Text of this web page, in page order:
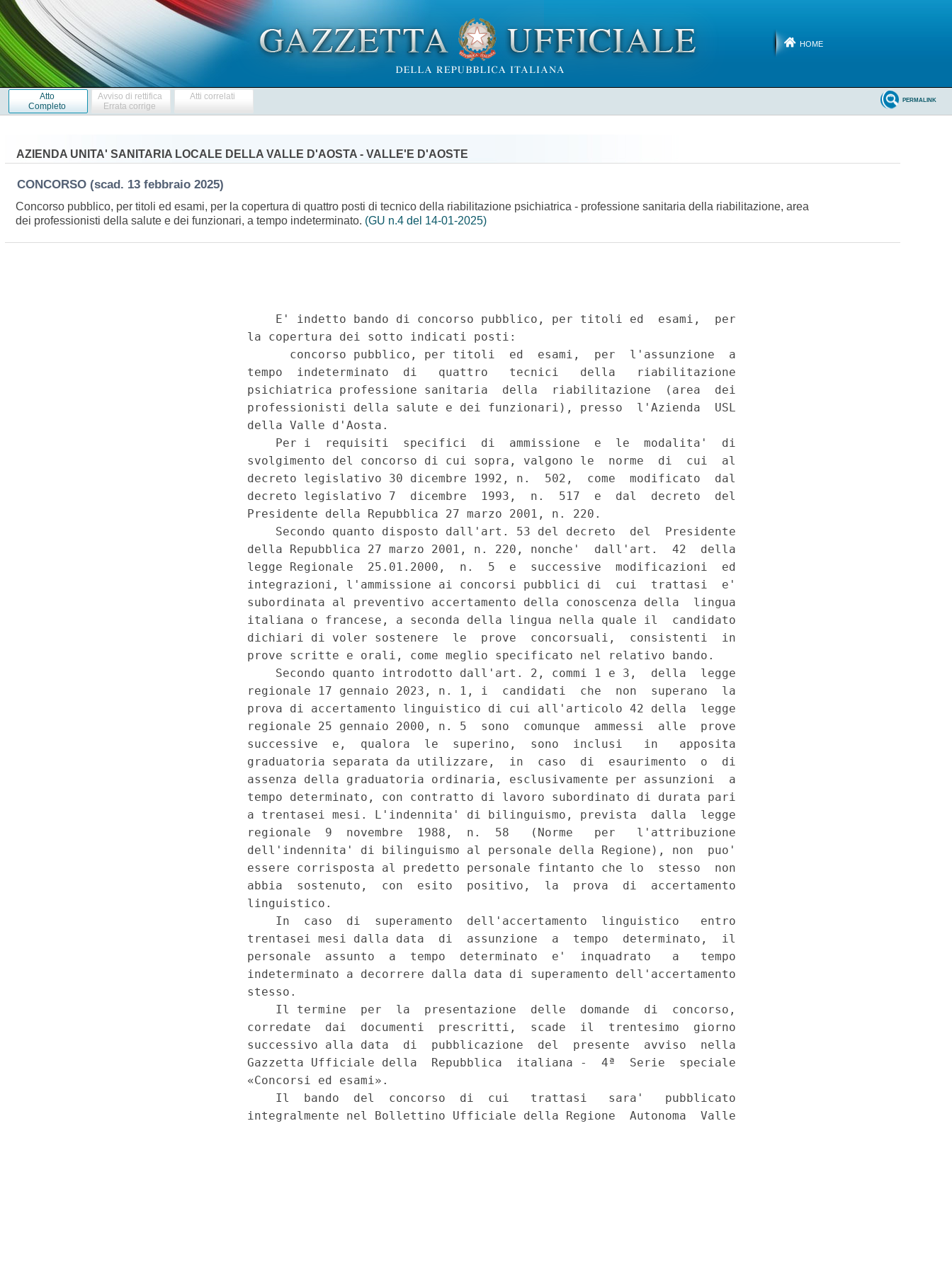
HOME
Atto
Completo
Avviso di rettifica
Errata corrige
Atti correlati PERMALINK
AZIENDA UNITA' SANITARIA LOCALE DELLA VALLE D'AOSTA - VALLE'E D'AOSTE
CONCORSO (scad. 13 febbraio 2025)
Concorso pubblico, per titoli ed esami, per la copertura di quattro posti di tecnico della riabilitazione psichiatrica - professione sanitaria della riabilitazione, area
dei professionisti della salute e dei funzionari, a tempo indeterminato. (GU n.4 del 14-01-2025)